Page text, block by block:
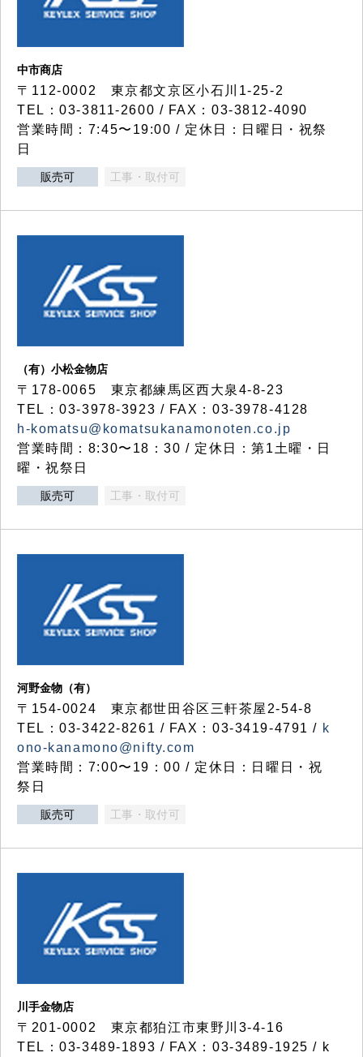
中市商店
〒112-0002 東京都文京区小石川1-25-2
TEL：03-3811-2600 / FAX：03-3812-4090
営業時間：7:45〜19:00 / 定休日：日曜日・祝祭
日
販売可 工事・取付可
（有）小松金物店
〒178-0065 東京都練馬区西大泉4-8-23
TEL：03-3978-3923 / FAX：03-3978-4128
h-komatsu@komatsukanamonoten.co.jp
営業時間：8:30〜18：30 / 定休日：第1土曜・日
曜・祝祭日
販売可 工事・取付可
河野金物（有）
〒154-0024 東京都世田谷区三軒茶屋2-54-8
TEL：03-3422-8261 / FAX：03-3419-4791 / k
ono-kanamono@nifty.com
営業時間：7:00〜19：00 / 定休日：日曜日・祝
祭日
販売可 工事・取付可
川手金物店
〒201-0002 東京都狛江市東野川3-4-16
TEL：03-3489-1893 / FAX：03-3489-1925 / k